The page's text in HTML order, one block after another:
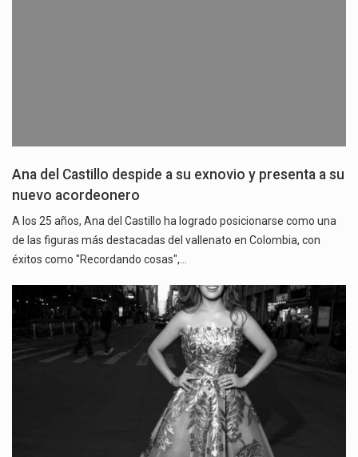
Ana del Castillo despide a su exnovio y presenta a su
nuevo acordeonero
A los 25 años, Ana del Castillo ha logrado posicionarse como una
de las figuras más destacadas del vallenato en Colombia, con
éxitos como "Recordando cosas",…